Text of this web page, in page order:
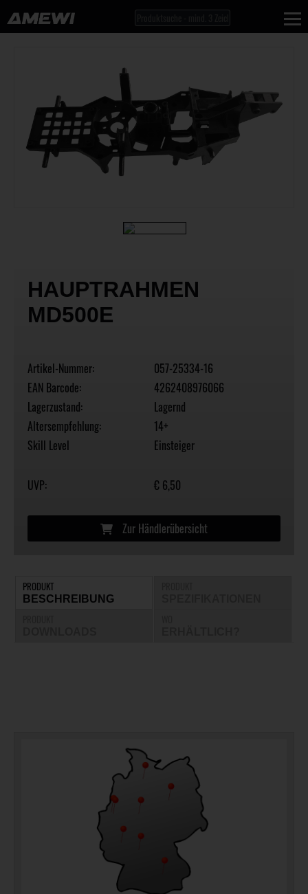
HAUPTRAHMEN
MD500E
Artikel-Nummer:
057-25334-16
EAN Barcode:
4262408976066
Lagerzustand:
Lagernd
Altersempfehlung:
14+
Skill Level
Einsteiger
UVP: € 6,50
Zur Händlerübersicht
PRODUKT
BESCHREIBUNG